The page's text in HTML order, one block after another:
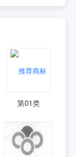
第01类